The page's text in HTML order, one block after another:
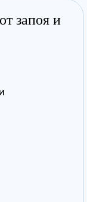
запоя и